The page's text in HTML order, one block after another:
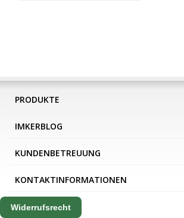
PRODUKTE
IMKERBLOG
KUNDENBETREUUNG
KONTAKTINFORMATIONEN
Widerrufsrecht